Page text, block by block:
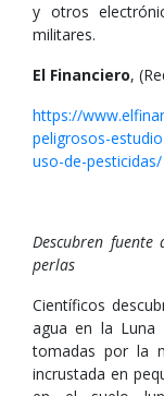
y otros
militares.
El Financiero,
https://
peligrosos-
uso-de-pesticidas/
Descubren
perlas
Científicos
agua en la Luna
tomadas por la
incrustada en